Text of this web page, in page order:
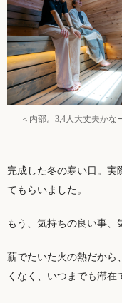
＜内部。3,4人大丈夫かな
完成した冬の寒い日。実
てもらいました。
もう、気持ちの良い事、
薪でたいた火の熱だから
くなく、いつまでも滞在